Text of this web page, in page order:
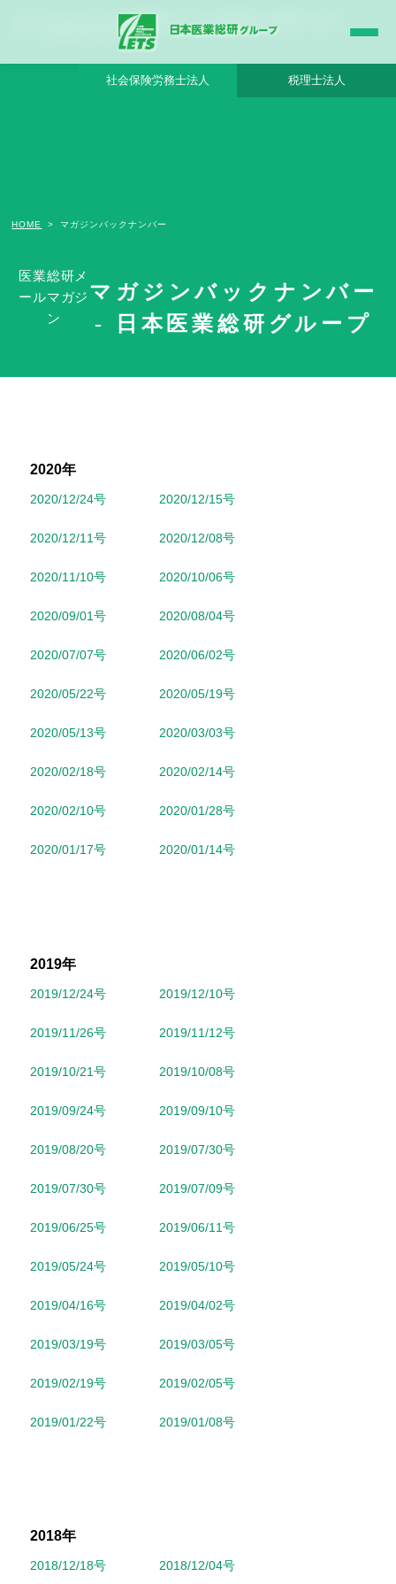
マガジンバックナンバー - 日本医業総研グループ|日本医業総研｜医院開業・承継・ク
リニック経営支援・医療モール開発
社会保険労務士法人 税理士法人
医業総研メ
ールマガジ
ン
マガジンバックナンバー
- 日本医業総研グループ
HOME マガジンバックナンバー
2021年
2021/03/09号 2021/02/08号
2020年
2020/12/24号 2020/12/15号
2020/12/11号 2020/12/08号
2020/11/10号 2020/10/06号
2020/09/01号 2020/08/04号
2020/07/07号 2020/06/02号
2020/05/22号 2020/05/19号
2020/05/13号 2020/03/03号
2020/02/18号 2020/02/14号
2020/02/10号 2020/01/28号
2020/01/17号 2020/01/14号
2019年
2019/12/24号 2019/12/10号
2019/11/26号 2019/11/12号
2019/10/21号 2019/10/08号
2019/09/24号 2019/09/10号
2019/08/20号 2019/07/30号
2019/07/30号 2019/07/09号
2019/06/25号 2019/06/11号
2019/05/24号 2019/05/10号
2019/04/16号 2019/04/02号
2019/03/19号 2019/03/05号
2019/02/19号 2019/02/05号
2019/01/22号 2019/01/08号
2018年
2018/12/18号 2018/12/04号